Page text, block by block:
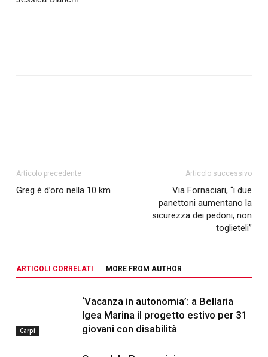
Articolo precedente
Greg è d’oro nella 10 km
Articolo successivo
Via Fornaciari, “i due
panettoni aumentano la
sicurezza dei pedoni, non
toglieteli”
ARTICOLI CORRELATI MORE FROM AUTHOR
Carpi
‘Vacanza in autonomia’: a Bellaria
Igea Marina il progetto estivo per 31
giovani con disabilità